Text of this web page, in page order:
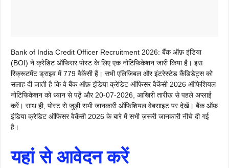
Bank of India Credit Officer Recruitment 2026: बैंक ऑफ़ इंडिया
(BOI) ने क्रेडिट ऑफिसर पोस्ट के लिए एक नोटिफिकेशन जारी किया है। इस
रिक्रूटमेंट ड्राइव में 779 वैकेंसी हैं। सभी एलिजिबल और इंटरेस्टेड कैंडिडेट्स को
सलाह दी जाती है कि वे बैंक ऑफ़ इंडिया क्रेडिट ऑफिसर वैकेंसी 2026 ऑफिशियल
नोटिफिकेशन को ध्यान से पढ़ें और 20-07-2026, आखिरी तारीख से पहले अप्लाई
करें। साथ ही, पोस्ट से जुड़ी सभी जानकारी ऑफिशियल वेबसाइट पर देखें। बैंक ऑफ़
इंडिया क्रेडिट ऑफिसर वैकेंसी 2026 के बारे में सभी ज़रूरी जानकारी नीचे दी गई
है।
यहां से आवेदन करें